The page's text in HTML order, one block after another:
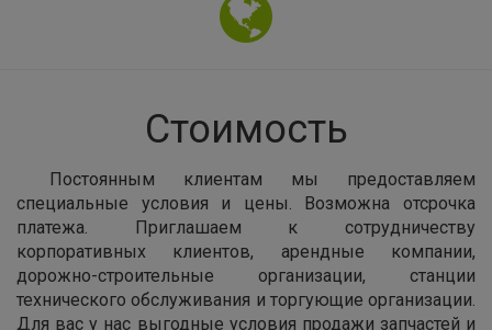
Стоимость
Постоянным клиентам мы предоставляем
специальные условия и цены. Возможна отсрочка
платежа. Приглашаем к сотрудничеству
корпоративных клиентов, арендные компании,
дорожно-строительные организации, станции
технического обслуживания и торгующие организации.
Для вас у нас выгодные условия продажи запчастей и